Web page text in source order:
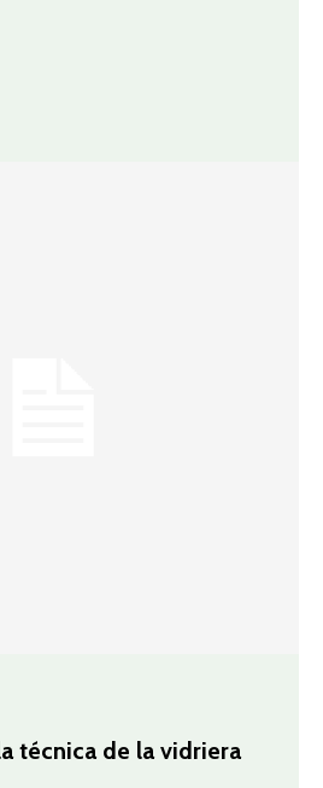
técnica de la vidriera